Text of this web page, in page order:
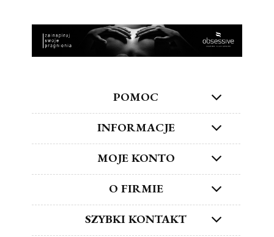
POMOC
INFORMACJE
MOJE KONTO
O FIRMIE
SZYBKI KONTAKT